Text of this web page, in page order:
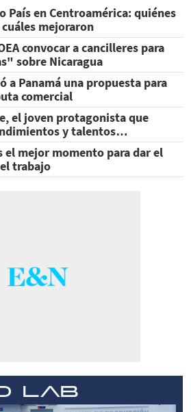
País en Centroamérica: quiénes
mejoraron
convocar a cancilleres para
sobre Nicaragua
a Panamá una propuesta para
comercial
el joven protagonista que
y talentos
el mejor momento para dar el
trabajo